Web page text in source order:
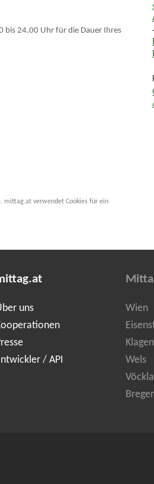
bis 24.00 Uhr für die Dauer Ihres
mittag.at verwendet Cookies für ein
·
uns
/ API
Wien
Wels